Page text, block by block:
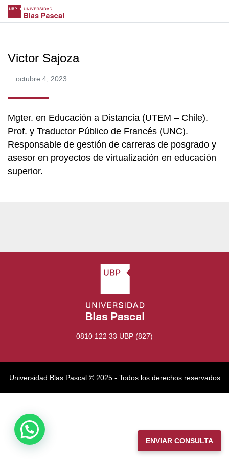
Victor Sajoza
octubre 4, 2023
Mgter. en Educación a Distancia (UTEM – Chile).
Prof. y Traductor Público de Francés (UNC).
Responsable de gestión de carreras de posgrado y
asesor en proyectos de virtualización en educación
superior.
0810 122 33 UBP (827)
Universidad Blas Pascal ©️ 2025 - Todos los derechos reservados
ENVIAR CONSULTA